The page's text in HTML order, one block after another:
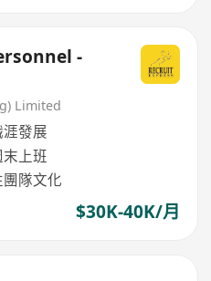
-
Limited
發展
上班
隊文化
$30K-40K/月